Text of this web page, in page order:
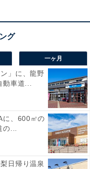
一ヶ月
」に、龍野
動車道...
に、600㎡の
の...
日帰り温泉